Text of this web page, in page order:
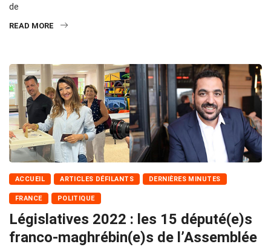
de
READ MORE
ACCUEIL ARTICLES DÉFILANTS DERNIÈRES MINUTES
FRANCE POLITIQUE
Législatives 2022 : les 15 député(e)s
franco-maghrébin(e)s de l’Assemblée